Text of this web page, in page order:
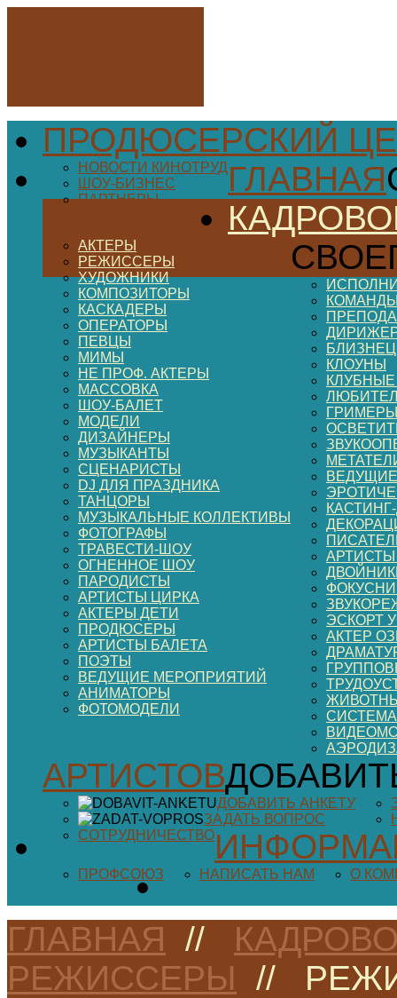
ПРОДЮСЕРСКИЙ
ГЛАВНАЯ
НОВОСТИ КИНОТРУД
ШОУ-БИЗНЕС
ПАРТНЕРЫ
АКТЕРЫ
РЕЖИССЕРЫ
ХУДОЖНИКИ
КОМПОЗИТОРЫ
КАСКАДЕРЫ
ОПЕРАТОРЫ
ПЕВЦЫ
МИМЫ
НЕ ПРОФ. АКТЕРЫ
МАССОВКА
ШОУ-БАЛЕТ
МОДЕЛИ
ДИЗАЙНЕРЫ
МУЗЫКАНТЫ
СЦЕНАРИСТЫ
DJ ДЛЯ ПРАЗДНИКА
ТАНЦОРЫ
МУЗЫКАЛЬНЫЕ КОЛЛЕКТИВЫ
ФОТОГРАФЫ
ТРАВЕСТИ-ШОУ
ОГНЕННОЕ ШОУ
ПАРОДИСТЫ
АРТИСТЫ ЦИРКА
АКТЕРЫ ДЕТИ
ПРОДЮСЕРЫ
АРТИСТЫ БАЛЕТА
ПОЭТЫ
ВЕДУЩИЕ МЕРОПРИЯТИЙ
АНИМАТОРЫ
ФОТОМОДЕЛИ
КЛОУНЫ
КЛУБНЫЕ
ГРИМЕРЫ
ЭСКОРТ
АКТЕР
АРТИСТОВ
ДОБАВИТЬ АНКЕТУ
ЗАДАТЬ ВОПРОС
СОТРУДНИЧЕСТВО
ПРОФСОЮЗ НАПИСАТЬ НАМ О
ГЛАВНАЯ //
РЕЖИССЕРЫ //